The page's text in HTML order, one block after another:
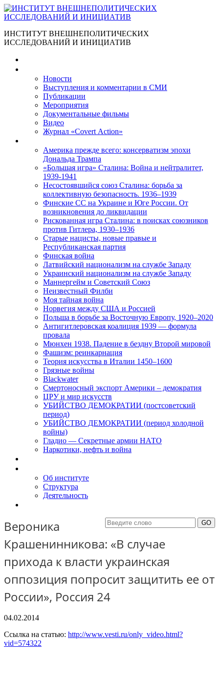
ИНСТИТУТ ВНЕШНЕПОЛИТИЧЕСКИХ
ИССЛЕДОВАНИЙ И ИНИЦИАТИВ
Новости
Выступления и коммента­рии в СМИ
Публикации
Мероприятия
Документальные фильмы
Видео
Журнал «Covert Action»
Америка прежде всего: консерватизм эпохи
Дональда Трампа
«Большая игра» Сталина: Война и нейтралитет,
1939-1941
Несостоявшийся союз Сталина: борьба за
коллективную безопасность. 1936–1939
Финские СС на Украине и Юге России. От
возникновения до ликвидации
Рискованная игра Сталина: в поисках союзников
против Гитлера, 1930–1936
Старые нацисты, новые правые и
Республиканская партия
Финская война
Латвийский национализм на службе Западу
Украинский национализм на службе Западу
Маннергейм и Советский Союз
Неизвестный Филби
Моя тайная война
Норвегия между США и Россией
Польша в борьбе за Восточную Европу, 1920–2020
Антигитлеровская коалиция 1939 — формула
провала
Мюнхен 1938. Падение в бездну Второй мировой
Фашизм: реинкарнация
Теория искусства в Италии 1450–1600
Грязные войны
Blackwater
Смертоносный экспорт Америки – демократия
ЦРУ и мир искусств
УБИЙСТВО ДЕМОКРАТИИ (постсоветский
период)
УБИЙСТВО ДЕМОКРАТИИ (период холодной
войны)
Гладио — Секретные армии НАТО
Наркотики, нефть и война
Об институте
Структура
Деятельность
Вероника
Крашенинникова: «В случае
прихода к власти украинская
оппозиция попросит защитить ее от
России», Россия 24
04.02.2014
Ссылка на статью: http://www.vesti.ru/only_video.html?
vid=574322